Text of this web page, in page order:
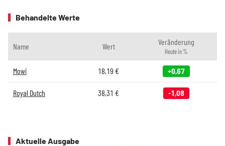
Behandelte Werte
Name Wert Veränderung
Heute in %
Mowi 18,19 € +0,67
Royal Dutch 38,31 € -1,08
Aktuelle Ausgabe